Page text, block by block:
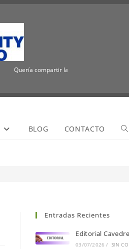
Quería compartir la emocionante noticia
BLOG CONTACTO
Entradas Recientes
Editorial
03/07/2026 / SIN